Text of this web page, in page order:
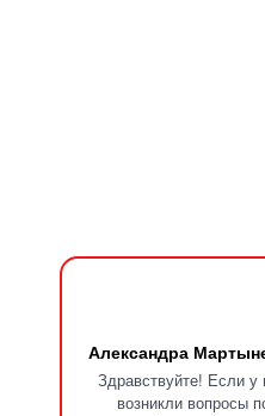
Александра
Здравствуйте! Если у
возникли вопросы